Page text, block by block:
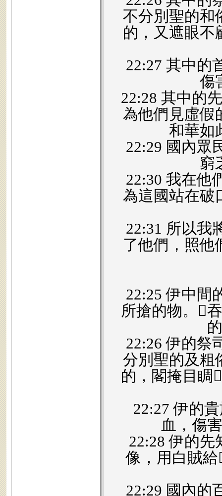
不分別聖的和
的，又遮眼不
22:27 其中的
傷
22:28 其中的
為他們見虛假
和華如
22:29 國內眾
窮
22:30 我在他
為這國站在破
22:31 所以我
了他們，照他
22:25 伊中間
所搶的物。𪜶
22:26 伊的祭
分別聖的及粗
的，閣掩目睭
22:27 伊的
血，傷
22:28 伊的先
像，用白賊給
22:29 國內的